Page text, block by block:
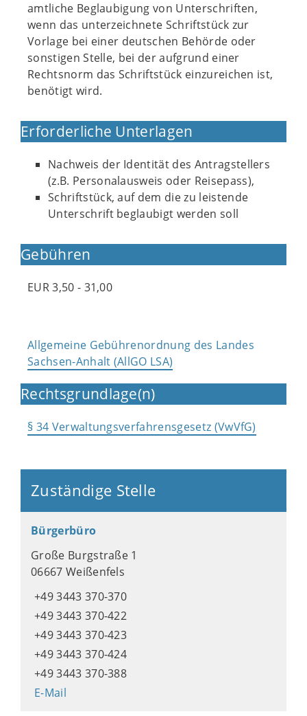
amtliche Beglaubigung von Unterschriften,
wenn das unterzeichnete Schriftstück zur
Vorlage bei einer deutschen Behörde oder
sonstigen Stelle, bei der aufgrund einer
Rechtsnorm das Schriftstück einzureichen ist,
benötigt wird.
Erforderliche Unterlagen
Nachweis der Identität des Antragstellers
(z.B. Personalausweis oder Reisepass),
Schriftstück, auf dem die zu leistende
Unterschrift beglaubigt werden soll
Gebühren
EUR 3,50 - 31,00
Allgemeine Gebührenordnung des Landes
Sachsen-Anhalt (AllGO LSA)
Rechtsgrundlage(n)
§ 34 Verwaltungsverfahrensgesetz (VwVfG)
Zuständige Stelle
Bürgerbüro
Große Burgstraße 1
06667 Weißenfels
+49 3443 370-370
+49 3443 370-422
+49 3443 370-423
+49 3443 370-424
+49 3443 370-388
E-Mail